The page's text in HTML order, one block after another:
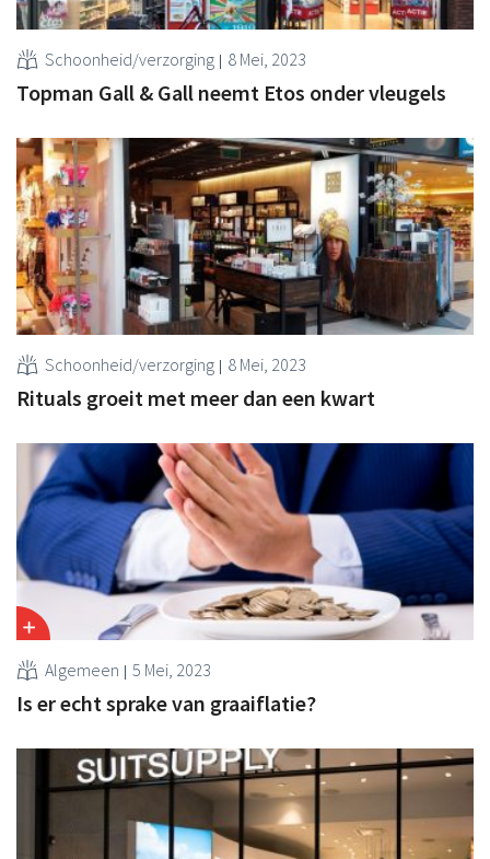
Schoonheid/verzorging 8 Mei, 2023
Topman Gall & Gall neemt Etos onder vleugels
Schoonheid/verzorging 8 Mei, 2023
Rituals groeit met meer dan een kwart
Algemeen 5 Mei, 2023
Is er echt sprake van graaiflatie?